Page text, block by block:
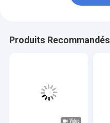
Produits Recommandés